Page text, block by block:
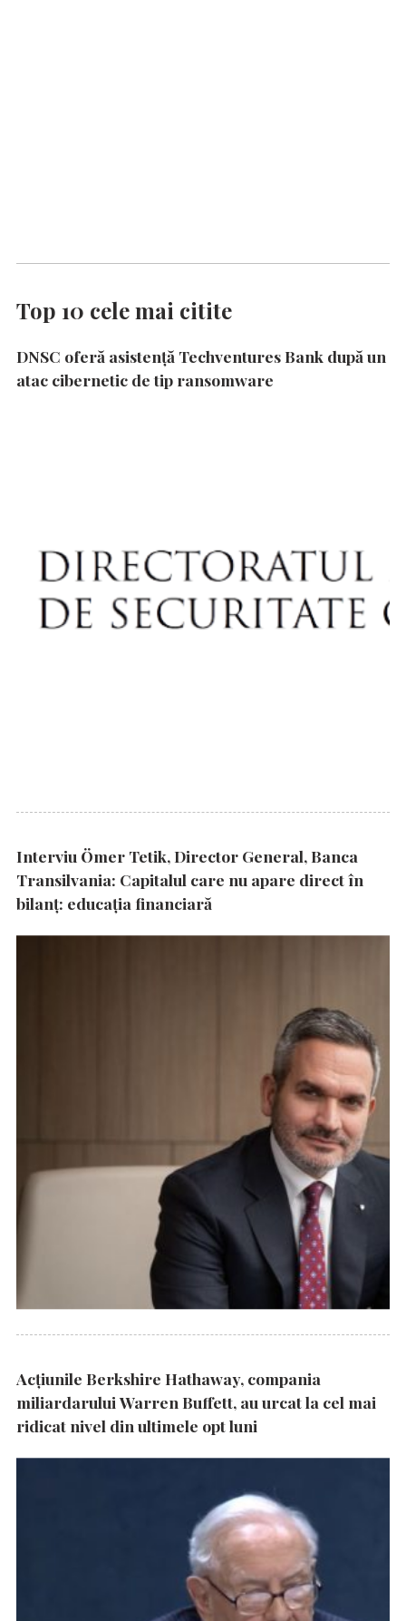
Top 10 cele mai citite
DNSC oferă asistență Techventures Bank după un
atac cibernetic de tip ransomware
Interviu Ömer Tetik, Director General, Banca
Transilvania: Capitalul care nu apare direct în
bilanț: educația financiară
Acțiunile Berkshire Hathaway, compania
miliardarului Warren Buffett, au urcat la cel mai
ridicat nivel din ultimele opt luni